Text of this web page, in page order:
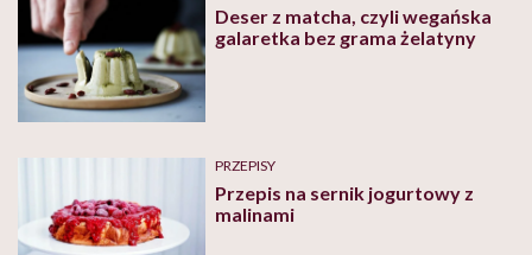
Deser z matcha, czyli wegańska
galaretka bez grama żelatyny
PRZEPISY
Przepis na sernik jogurtowy z
malinami